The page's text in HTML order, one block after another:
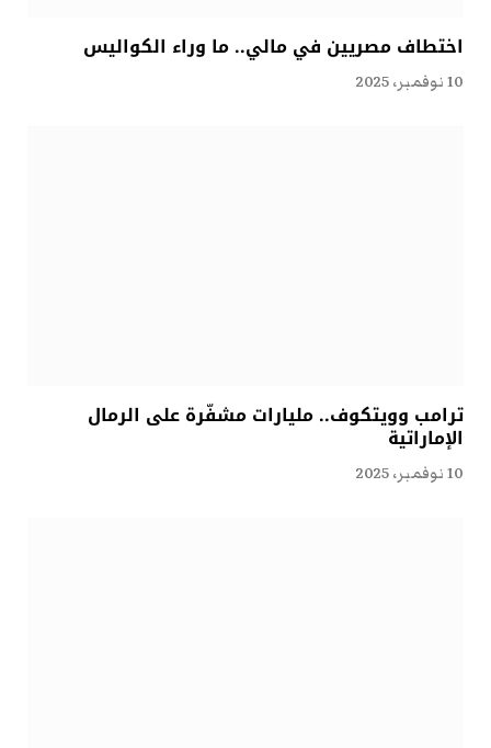
اختطاف مصريين في مالي.. ما وراء الكواليس
10 نوفمبر، 2025
ترامب وويتكوف.. مليارات مشفّرة على الرمال
الإماراتية
10 نوفمبر، 2025